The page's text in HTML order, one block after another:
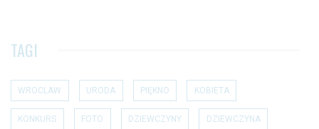
TAGI
WROCLAW URODA PIĘKNO KOBIETA
KONKURS FOTO DZIEWCZYNY DZIEWCZYNA